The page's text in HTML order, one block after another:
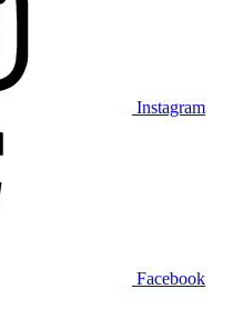
Instagram
Facebook